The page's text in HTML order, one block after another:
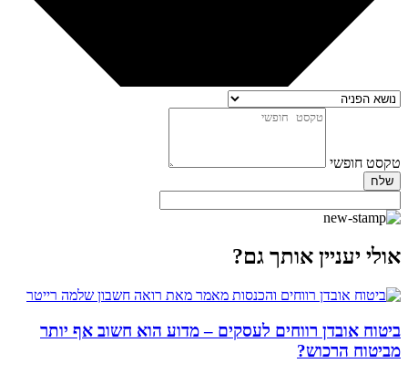
טקסט חופשי
שלח
אולי יעניין אותך גם?
ביטוח אובדן רווחים לעסקים – מדוע הוא חשוב אף יותר
מביטוח הרכוש?